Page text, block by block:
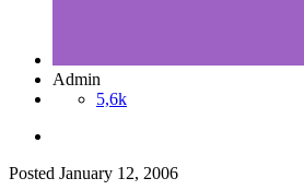
Admin
5,6k
Posted January 12, 2006